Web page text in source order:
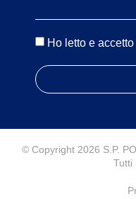
Ho letto e accetto
© Copyright 2026 S.P.
Tutti